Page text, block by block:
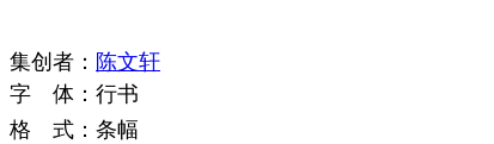
集创 者 ： 陈文轩
字
体 ： 行书
格
式 ： 条幅